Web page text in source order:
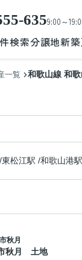
6359:00～
検索分譲地新
一覧 和歌山線 和
/東松江駅 /和歌山港駅
秋月
秋月 土地